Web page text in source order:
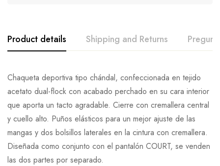
Product details Shipping and Returns
Chaqueta deportiva tipo chándal, confeccionada en tejido
acetato dual-flock con acabado perchado en su cara interior
que aporta un tacto agradable. Cierre con cremallera central
y cuello alto. Puños elásticos para un mejor ajuste de las
mangas y dos bolsillos laterales en la cintura con cremallera.
Diseñada como conjunto con el pantalón COURT, se venden
las dos partes por separado.